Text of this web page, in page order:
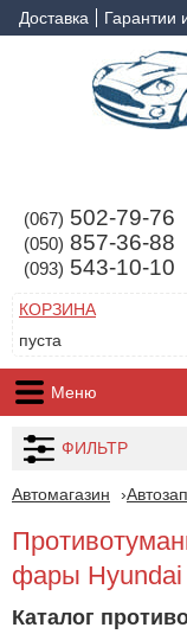
Доставка Гарантии
(067) 502-79-76
(050) 857-36-88
(093) 543-10-10
КОРЗИНА
пуста
Меню
ФИЛЬТР
Автомагазин
фары Hyundai
Каталог